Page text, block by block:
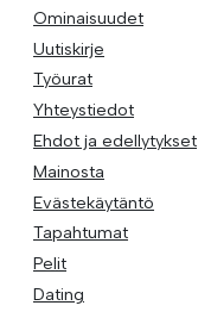
Ominaisuudet
Uutiskirje
Työurat
Yhteystiedot
Ehdot ja edellytykset
Mainosta
Evästekäytäntö
Tapahtumat
Pelit
Dating